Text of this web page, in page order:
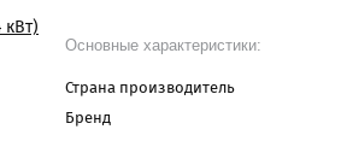
Основные характеристики:
Страна производитель
Бренд